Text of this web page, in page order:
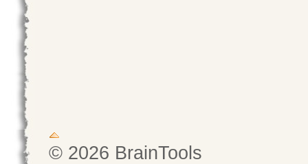
© 2026 BrainTools